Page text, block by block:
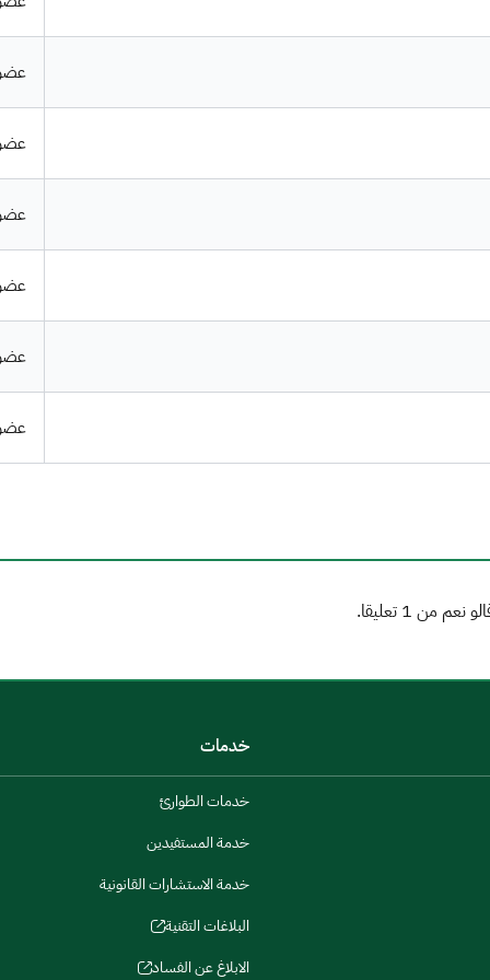
خدمات
خدمات الطوارئ
خدمة المستفيدين
خدمة الاستشارات القانونية
البلاغات التقنية
الابلاغ عن الفساد